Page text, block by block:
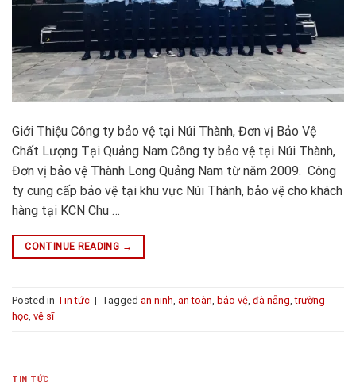
Giới Thiệu Công ty bảo vệ tại Núi Thành, Đơn vị Bảo Vệ
Chất Lượng Tại Quảng Nam Công ty bảo vệ tại Núi Thành,
Đơn vị bảo vệ Thành Long Quảng Nam từ năm 2009. Công
ty cung cấp bảo vệ tại khu vực Núi Thành, bảo vệ cho khách
hàng tại KCN Chu …
CONTINUE READING →
Posted in Tin tức | Tagged an ninh, an toàn, bảo vệ, đà nẵng,trường
học, vệ sĩ
TIN TỨC